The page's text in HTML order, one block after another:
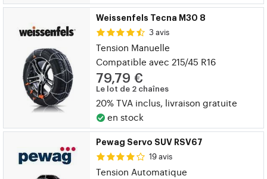
Weissenfels Tecna M30 8
3 avis
Tension Manuelle
Compatible avec 215/45 R16
79,79 €
Le lot de 2 chaînes
20% TVA inclus, livraison gratuite
en stock
Pewag Servo SUV RSV67
19 avis
Tension Automatique